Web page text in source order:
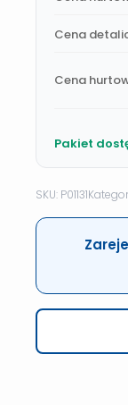
Cena
Cena
Pakiet
SKU: P01131